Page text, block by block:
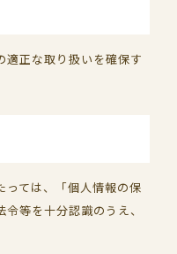
適正な取り扱いを確保す
っては、「個人情報の保
等を十分認識のうえ、